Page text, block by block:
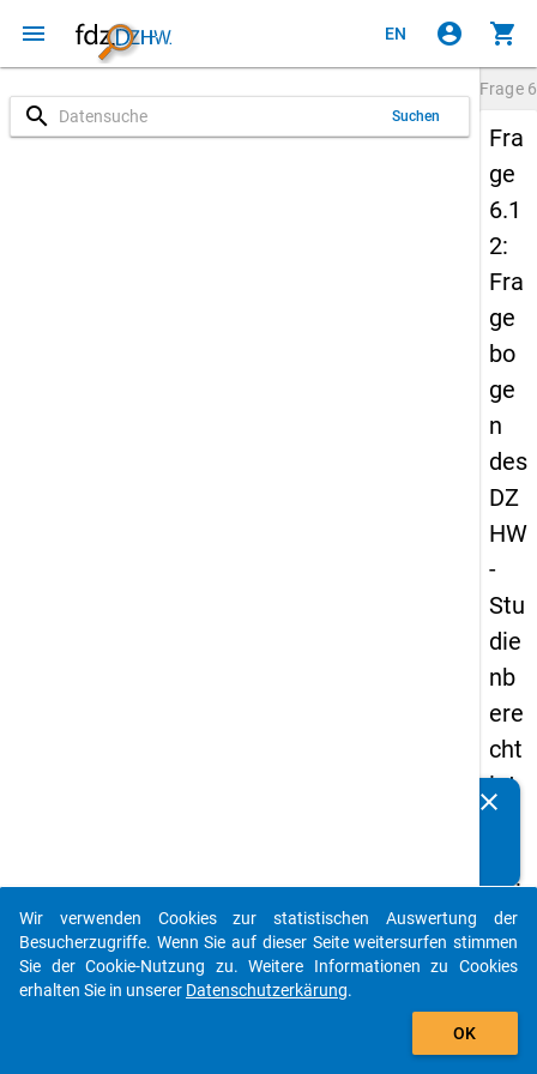
menu EN account_circle shopping_cart
search Suchen
Frage
Fra
ge
6.1
2:
Fra
ge
bo
ge
n
des
DZ
HW
-
Stu
die
nb
ere
cht
igt
nel
s
20
clear
auto_stories
add_shopping_cart
Wir verwenden Cookies zur statistischen Auswertung der
Besucherzugriffe. Wenn Sie auf dieser Seite weitersurfen stimmen
Sie der Cookie-Nutzung zu. Weitere Informationen zu Cookies
erhalten Sie in unserer Datenschutzerkärung.
OK